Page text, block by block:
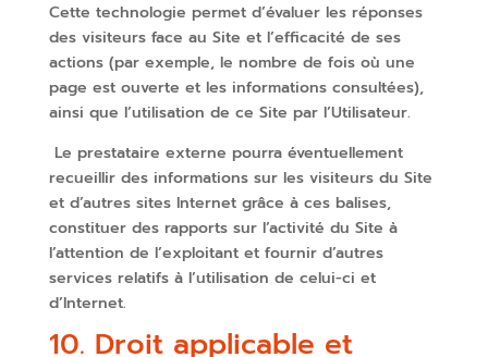
Cette technologie permet d’évaluer les réponses
des visiteurs face au Site et l’efficacité de ses
actions (par exemple, le nombre de fois où une
page est ouverte et les informations consultées),
ainsi que l’utilisation de ce Site par l’Utilisateur.
Le prestataire externe pourra éventuellement
recueillir des informations sur les visiteurs du Site
et d’autres sites Internet grâce à ces balises,
constituer des rapports sur l’activité du Site à
l’attention de l’exploitant et fournir d’autres
services relatifs à l’utilisation de celui-ci et
d’Internet.
10. Droit applicable et